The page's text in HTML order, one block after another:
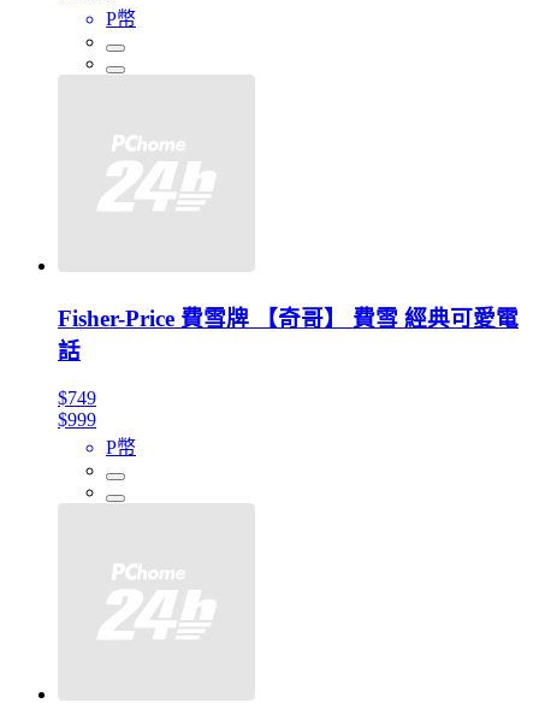
P幣
Fisher-Price 費雪牌 【奇哥】 費雪 經典可愛電
話
$749
$999
P幣